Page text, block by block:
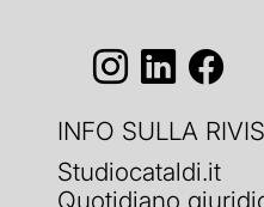
INFO SULLA
Studiocataldi.it
Quotidiano